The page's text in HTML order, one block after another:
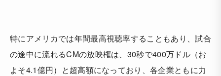
特にアメリカでは年間最高視聴率することもあり、試合
の途中に流れるCMの放映権は、30秒で400万ドル（お
よそ4.1億円）と超高額になっており、各企業ともに力